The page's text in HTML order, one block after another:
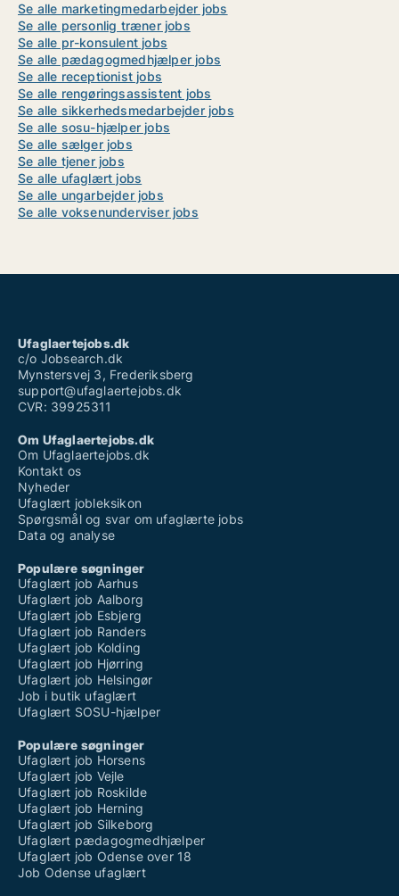
Se alle marketingmedarbejder jobs
Se alle personlig træner jobs
Se alle pr-konsulent jobs
Se alle pædagogmedhjælper jobs
Se alle receptionist jobs
Se alle rengøringsassistent jobs
Se alle sikkerhedsmedarbejder jobs
Se alle sosu-hjælper jobs
Se alle sælger jobs
Se alle tjener jobs
Se alle ufaglært jobs
Se alle ungarbejder jobs
Se alle voksenunderviser jobs
Ufaglaertejobs.dk
c/o Jobsearch.dk
Mynstersvej 3, Frederiksberg
support@ufaglaertejobs.dk
CVR: 39925311
Om Ufaglaertejobs.dk
Om Ufaglaertejobs.dk
Kontakt os
Nyheder
Ufaglært jobleksikon
Spørgsmål og svar om ufaglærte jobs
Data og analyse
Populære søgninger
Ufaglært job Aarhus
Ufaglært job Aalborg
Ufaglært job Esbjerg
Ufaglært job Randers
Ufaglært job Kolding
Ufaglært job Hjørring
Ufaglært job Helsingør
Job i butik ufaglært
Ufaglært SOSU-hjælper
Populære søgninger
Ufaglært job Horsens
Ufaglært job Vejle
Ufaglært job Roskilde
Ufaglært job Herning
Ufaglært job Silkeborg
Ufaglært pædagogmedhjælper
Ufaglært job Odense over 18
Job Odense ufaglært